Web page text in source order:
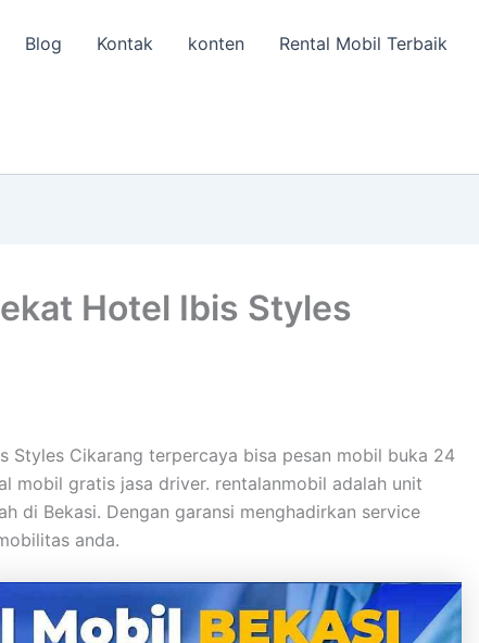
Blog Kontak konten Rental Mobil Terbaik
Hotel Ibis Styles
Styles Cikarang terpercaya bisa pesan mobil buka 24
mobil gratis jasa driver. rentalanmobil adalah unit
di Bekasi. Dengan garansi menghadirkan service
anda.